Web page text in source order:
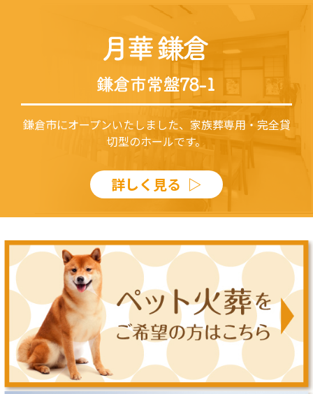
鎌倉市にオープンいたしました、家族葬専用・完全貸
切型のホールです。
詳しく見る